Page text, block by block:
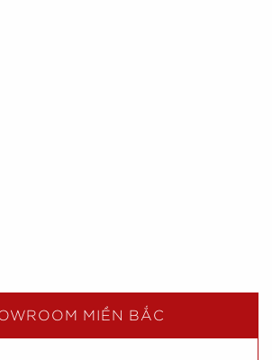
MIỀN BẮC